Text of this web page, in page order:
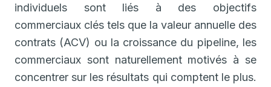
individuels sont liés à des objectifs
commerciaux clés tels que la valeur annuelle des
contrats (ACV) ou la croissance du pipeline, les
commerciaux sont naturellement motivés à se
concentrer sur les résultats qui comptent le plus.